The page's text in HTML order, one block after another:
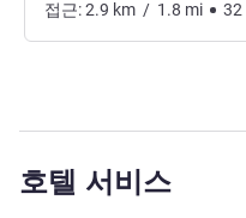
접근:2.9 km / 1.8 mi 32
호텔 서비스